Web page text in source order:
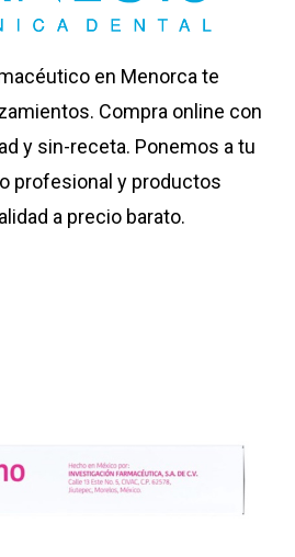
en Menorca te
Compra online con
y sin-receta. Ponemos a tu
profesional y productos
a precio barato.